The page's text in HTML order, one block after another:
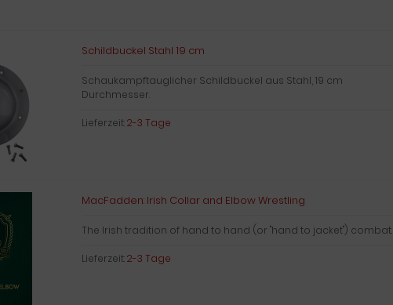
Schildbuckel Stahl 19 cm
Schaukampftauglicher Schildbuckel aus Stahl, 19 cm
Durchmesser.
Lieferzeit:2-3 Tage
MacFadden: Irish Collar and Elbow Wrestling
The Irish tradition of hand to hand (or "hand to jacket") combat.
Lieferzeit:2-3 Tage